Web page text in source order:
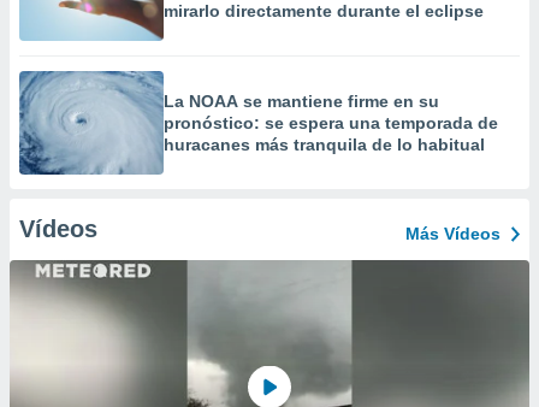
mirarlo directamente durante el eclipse
La NOAA se mantiene firme en su
pronóstico: se espera una temporada de
huracanes más tranquila de lo habitual
Vídeos Más Vídeos